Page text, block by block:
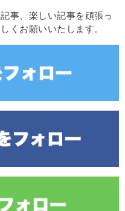
事、楽しい記事を頑張っ
くお願いいたします。